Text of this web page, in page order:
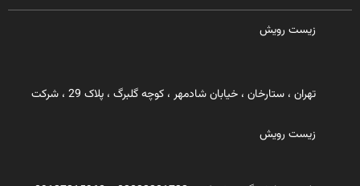
زیست رویش
تهران ، ستارخان ، خیابان شادمهر ، کوچه گلبرگ ، پلاک 29 ، شرکت
زیست رویش